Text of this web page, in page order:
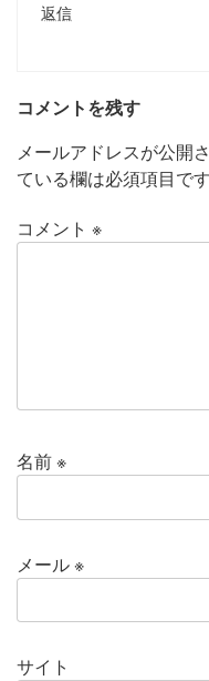
返信
コメントを残す
メールアドレスが公開
ている欄は必須項目です
コメント ※
名前※
メール※
サイト